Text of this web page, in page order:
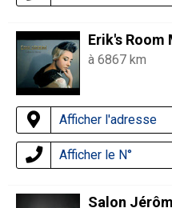
Erik's
à 6867 km
Afficher l'adresse
Afficher le N°
Salon